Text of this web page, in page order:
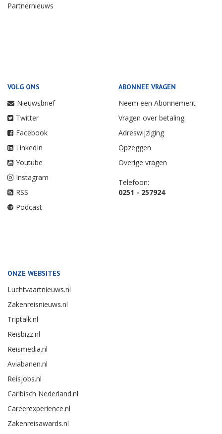
Partnernieuws
VOLG ONS
Nieuwsbrief
Twitter
Facebook
LinkedIn
Youtube
Instagram
RSS
Podcast
ABONNEE VRAGEN
Neem een Abonnement
Vragen over betaling
Adreswijziging
Opzeggen
Overige vragen
Telefoon:
0251 - 257924
ONZE WEBSITES
Luchtvaartnieuws.nl
Zakenreisnieuws.nl
Triptalk.nl
Reisbizz.nl
Reismedia.nl
Aviabanen.nl
Reisjobs.nl
Caribisch Nederland.nl
Careerexperience.nl
Zakenreisawards.nl